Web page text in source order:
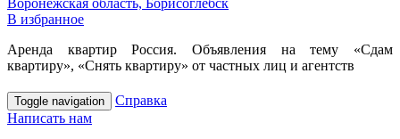
В избранное
Аренда квартир Россия. Объявления на тему «Сдам
квартиру», «Снять квартиру» от частных лиц и агентств
Toggle navigation
Справка
Написать нам